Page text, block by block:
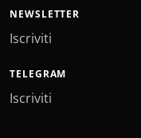
NEWSLETTER
Iscriviti
TELEGRAM
Iscriviti